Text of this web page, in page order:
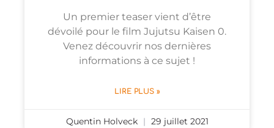
Un premier teaser vient d’être
dévoilé pour le film Jujutsu Kaisen 0.
Venez découvrir nos dernières
informations à ce sujet !
LIRE PLUS »
Quentin Holveck 29 juillet 2021